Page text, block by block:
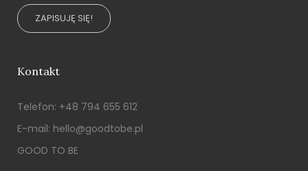
ZAPISUJĘ SIĘ!
Kontakt
Telefon: +48 794 655 612
E-mail: hello@goodtobe.pl
GOOD TO BE